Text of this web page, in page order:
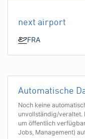
next airport
FRA
Automatische
Noch keine
unvollständig/veraltet.
um öffentlich
Jobs, Management)